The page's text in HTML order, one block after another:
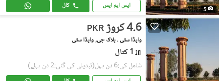
5 ایس ایم ایس کال
PKR 4.6 کروڑ
واپڈا سٹی ۔ بلاک جی, واپڈا سٹی
1 کنال
شامل کی:6 دن پہل (تبدیلی کی گئی:2 دن پہلے)